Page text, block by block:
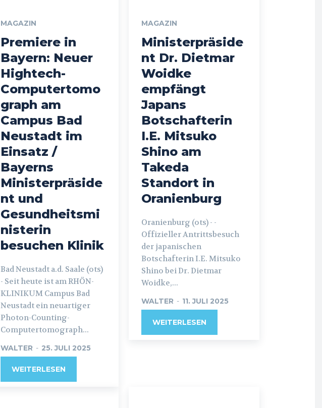
MAGAZIN
Premiere in
Bayern: Neuer
Hightech-
Computertomo
graph am
Campus Bad
Neustadt im
Einsatz /
Bayerns
Ministerpräside
nt und
Gesundheitsmi
nisterin
besuchen Klinik
Bad Neustadt a.d. Saale (ots)
- Seit heute ist am RHÖN-
KLINIKUM Campus Bad
Neustadt ein neuartiger
Photon-Counting-
Computertomograph...
WALTER - 25. JULI 2025
WEITERLESEN
MAGAZIN
Ministerpräside
nt Dr. Dietmar
Woidke
empfängt
Japans
Botschafterin
I.E. Mitsuko
Shino am
Takeda
Standort in
Oranienburg
Oranienburg (ots) - -
Offizieller Antrittsbesuch
der japanischen
Botschafterin I.E. Mitsuko
Shino bei Dr. Dietmar
Woidke,...
WALTER - 11. JULI 2025
WEITERLESEN